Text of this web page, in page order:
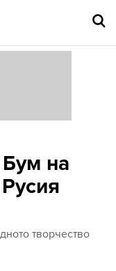
на
творчество